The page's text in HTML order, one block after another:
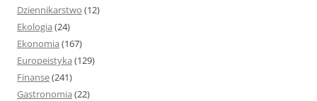
Dziennikarstwo (12)
Ekologia (24)
Ekonomia (167)
Europeistyka (129)
Finanse(241)
Gastronomia (22)